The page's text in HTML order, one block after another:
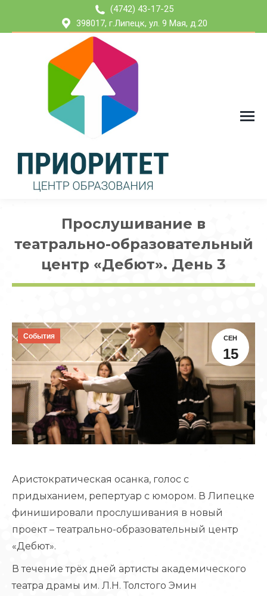
(4742) 43-17-25
398017, г.Липецк, ул. 9 Мая, д.20
Прослушивание в
театрально-образовательный
центр «Дебют». День 3
СЕН
15
События
Аристократическая осанка, голос с
придыханием, репертуар с юмором. В Липецке
финишировали прослушивания в новый
проект – театрально-образовательный центр
«Дебют».
В течение трёх дней артисты академического
театра драмы им. Л.Н. Толстого Эмин